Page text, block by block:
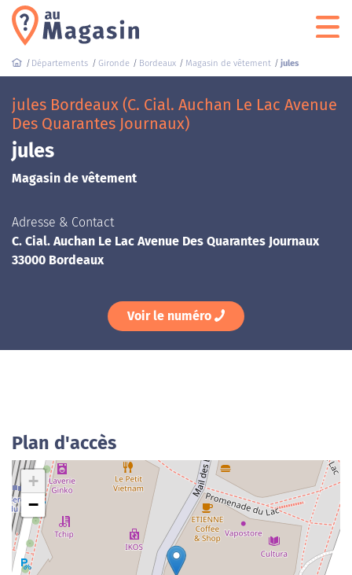
Départements Gironde Bordeaux Magasin de vêtement jules
jules Bordeaux (C. Cial. Auchan Le Lac Avenue
Des Quarantes Journaux)
jules
Magasin de vêtement
Adresse & Contact
C. Cial. Auchan Le Lac Avenue Des Quarantes Journaux
33000 Bordeaux
Voir le numéro
Plan d'accès
+
−